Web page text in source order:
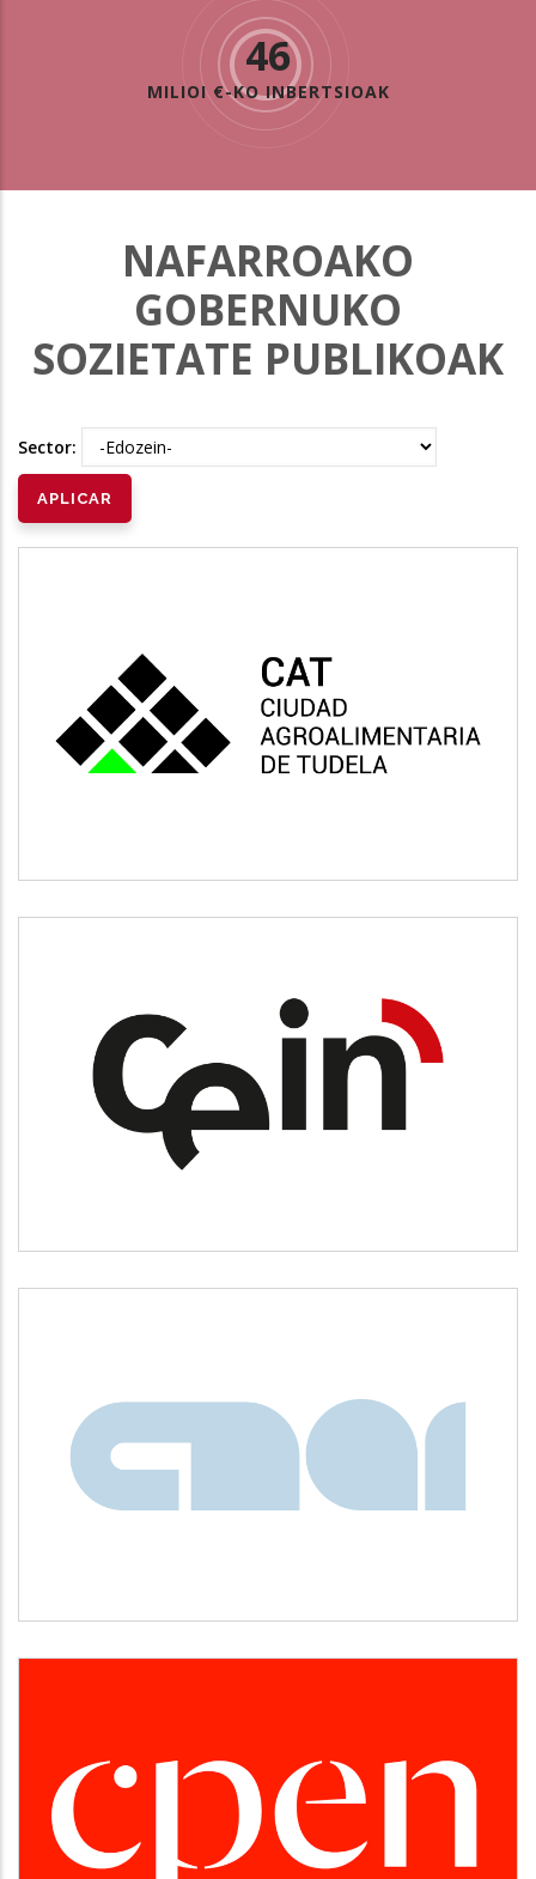
46
MILIOI €-KO INBERTSIOAK
NAFARROAKO
GOBERNUKO
SOZIETATE PUBLIKOAK
Sector:
CAT
Vivienda y urbanismo
CEIN
Desarrollo empresarial
CNAI
CPEN
Desarrollo empresarial